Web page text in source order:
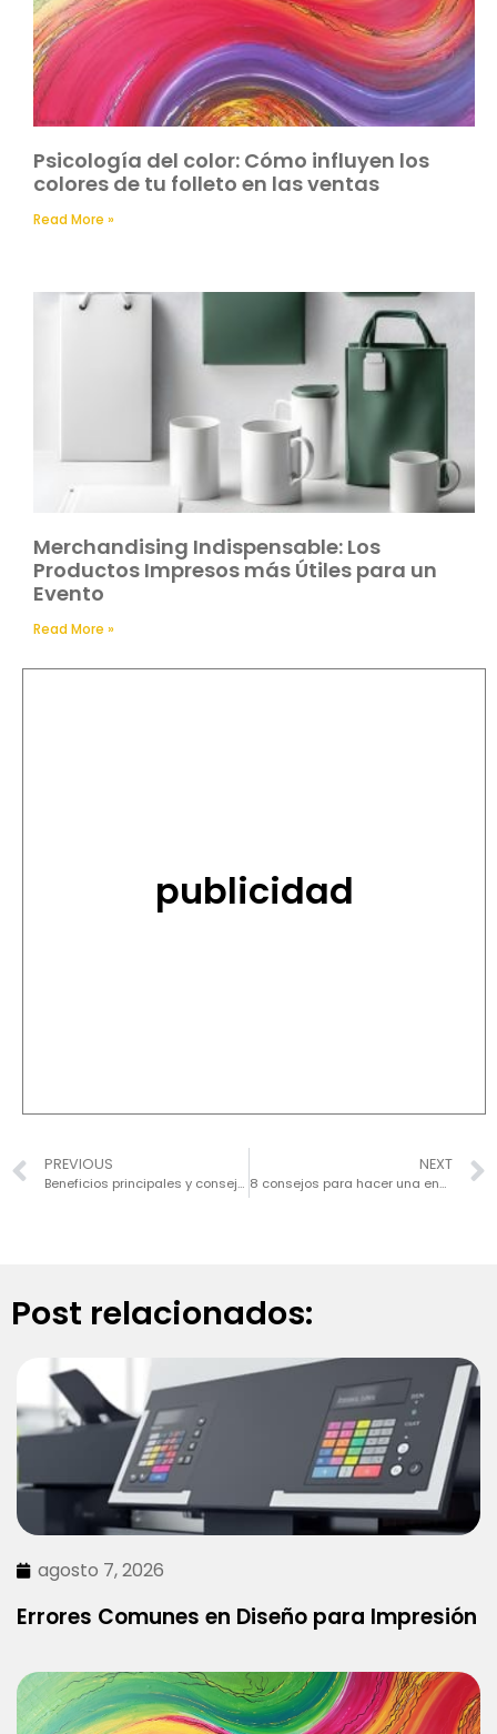
Psicología del color: Cómo influyen los
colores de tu folleto en las ventas
Read More »
Merchandising Indispensable: Los
Productos Impresos más Útiles para un
Evento
Read More »
publicidad
PREVIOUS
Beneficios principales y consejos de diseño para letreros comerciales de neón LED para exteriores: Impulse su negocio hoy
NEXT
8 consejos para hacer una encuadernación japonesa casera
Post relacionados:
agosto 7, 2026
Errores Comunes en Diseño para Impresión